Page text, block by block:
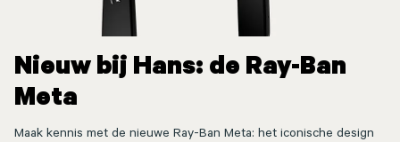
Nieuw bij Hans: de Ray-Ban
Meta
Maak kennis met de nieuwe Ray-Ban Meta: het iconische design